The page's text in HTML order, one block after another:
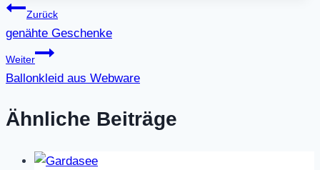
Beitragsnavigation
Zurück
genähte Geschenke
Weiter
Ballonkleid aus Webware
Ähnliche Beiträge